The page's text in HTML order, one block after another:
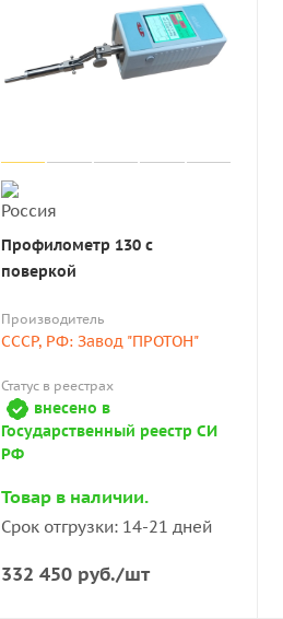
Профилометр 130 с
поверкой
Производитель
СССР, РФ: Завод "ПРОТОН"
Статус в реестрах
внесено в
Государственный реестр СИ
РФ
Товар в наличии.
Срок отгрузки: 14-21 дней
332 450руб./шт